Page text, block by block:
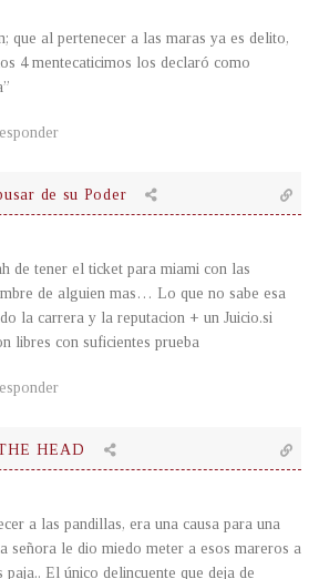
que al pertenecer a las maras ya es delito,
4 mentecaticimos los declaró como
de su Poder
de tener el ticket para miami con las
de alguien mas… Lo que no sabe esa
la carrera y la reputacion + un Juicio.si
libres con suficientes prueba
HEAD
a las pandillas, era una causa para una
señora le dio miedo meter a esos mareros a
El único delincuente que deja de